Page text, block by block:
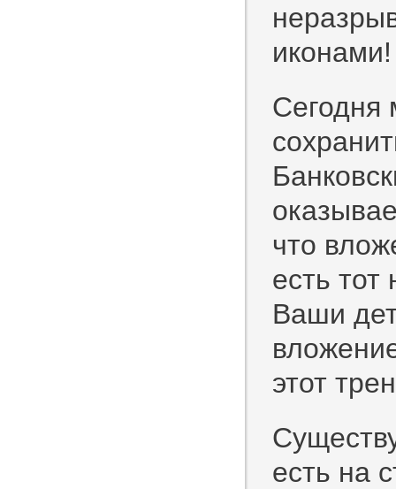
иконами!
Сегодня
что
есть
Ваши
этот
есть на